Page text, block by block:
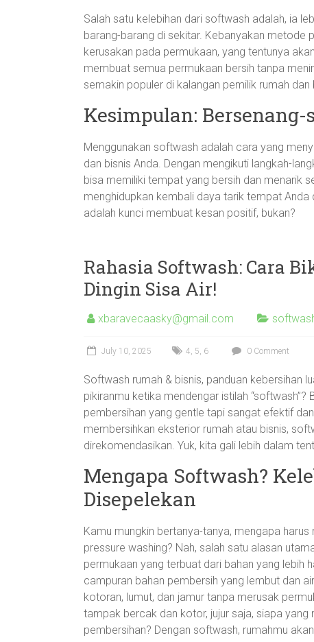
Salah satu kelebihan dari softwash adalah, ia
barang-barang di sekitar. Kebanyakan metode
kerusakan pada permukaan, yang tentunya
membuat semua permukaan bersih tanpa
semakin populer di kalangan pemilik rumah dan
Kesimpulan:
Menggunakan softwash adalah cara yang
dan bisnis Anda. Dengan mengikuti langkah-
bisa memiliki tempat yang bersih dan menarik
menghidupkan kembali daya tarik tempat
adalah kunci membuat kesan positif, bukan?
Rahasia Softwash: Cara
Dingin Sisa Air!
xbaravecaasky@gmail.com
July 10, 2025 4, 5, 6 0 Comment
Softwash rumah & bisnis, panduan kebersihan
pikiranmu ketika mendengar istilah
pembersihan yang gentle tapi sangat efektif
membersihkan eksterior rumah atau bisnis,
direkomendasikan. Yuk, kita gali lebih dalam
Mengapa Softwash?
Disepelekan
Kamu mungkin bertanya-tanya, mengapa
pressure washing? Nah, salah satu alasan
permukaan yang terbuat dari bahan yang lebih
campuran bahan pembersih yang lembut dan
kotoran, lumut, dan jamur tanpa merusak
tampak bercak dan kotor, jujur saja, siapa
pembersihan? Dengan softwash, rumahmu